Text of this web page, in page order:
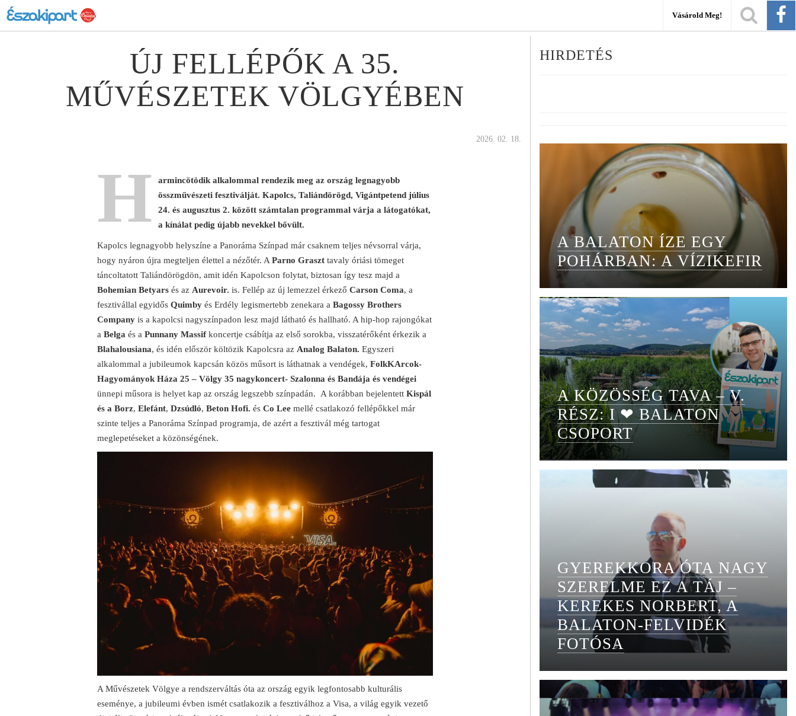
Vásárold Meg!
ÚJ FELLÉPŐK A 35.
MŰVÉSZETEK VÖLGYÉBEN
2026. 02. 18.
H
armincötödik alkalommal rendezik meg az ország legnagyobb
összművészeti fesztiválját. Kapolcs, Taliándörögd, Vigántpetend július
24. és augusztus 2. között számtalan programmal várja a látogatókat,
a kínálat pedig újabb nevekkel bővült.
Kapolcs legnagyobb helyszíne a Panoráma Színpad már csaknem teljes névsorral várja,
hogy nyáron újra megteljen élettel a nézőtér. AParno Graszt tavaly óriási tömeget
táncoltatott Taliándörögdön, amit idén Kapolcson folytat, biztosan így tesz majd a
Bohemian Betyars és az Aurevoir.is. Fellép az új lemezzel érkezőCarson Coma, a
fesztivállal egyidősQuimby és Erdély legismertebb zenekara aBagossy Brothers
Company is a kapolcsi nagyszínpadon lesz majd látható és hallható. A hip-hop rajongókat
aBelga és aPunnany Massifkoncertje csábítja az első sorokba, visszatérőként érkezik a
Blahalousiana, és idén először költözik Kapolcsra az Analog Balaton. Egyszeri
alkalommal a jubileumok kapcsán közös műsort is láthatnak a vendégek,FolkKArcok-
Hagyományok Háza 25 – Völgy 35 nagykoncert- Szalonna és Bandája és vendégei
ünnepi műsora is helyet kap az ország legszebb színpadán.
A korábban bejelentettKispál
és a Borz,Elefánt,Dzsúdló,Beton Hofi. ésCo Lee mellé csatlakozó fellépőkkel már
szinte teljes a Panoráma Színpad programja, de azért a fesztivál még tartogat
meglepetéseket a közönségének.
A Művészetek Völgye a rendszerváltás óta az ország egyik legfontosabb kulturális
eseménye, a jubileumi évben ismét csatlakozik a fesztiválhoz a Visa, a világ egyik vezető
HIRDETÉS
A BALATON ÍZE EGY
POHÁRBAN: A VÍZIKEFIR
A KÖZÖSSÉG TAVA – V.
RÉSZ: I ❤ BALATON
CSOPORT
GYEREKKORA ÓTA NAGY
SZERELME EZ A TÁJ –
KEREKES NORBERT, A
BALATON-FELVIDÉK
FOTÓSA